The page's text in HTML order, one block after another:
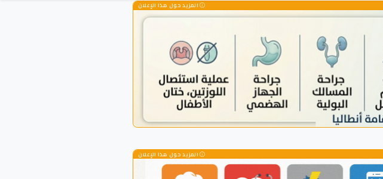
المزيد حول هذا الإعلان
المزيد حول هذا الإعلان